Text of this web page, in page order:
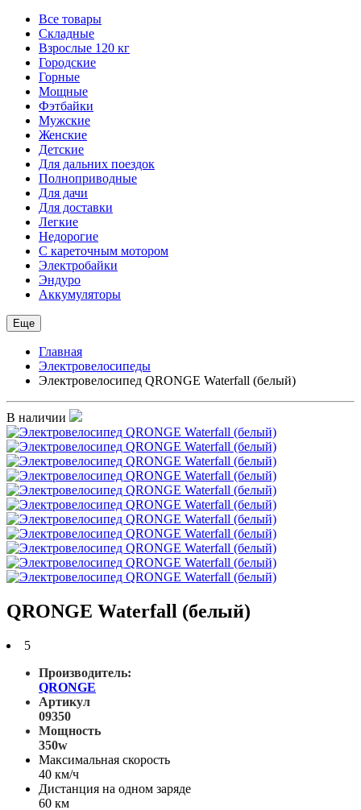
Все товары
Складные
Взрослые 120 кг
Городские
Горные
Мощные
Фэтбайки
Мужские
Женские
Детские
Для дальних поездок
Полноприводные
Для дачи
Для доставки
Легкие
Недорогие
С кареточным мотором
Электробайки
Эндуро
Аккумуляторы
Еще
Главная
Электровелосипеды
Электровелосипед QRONGE Waterfall (белый)
В наличии
QRONGE Waterfall (белый)
5
Производитель:
QRONGE
Артикул
09350
Мощность
350w
Максимальная скорость
40 км/ч
Дистанция на одном заряде
60 км